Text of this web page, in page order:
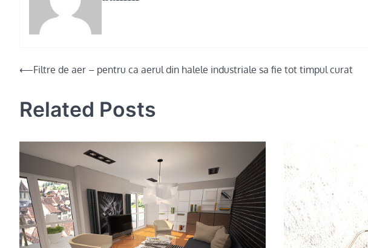
Post
⟵Filtre de aer – pentru ca aerul din halele industriale sa fie tot timpul curat
Related Posts